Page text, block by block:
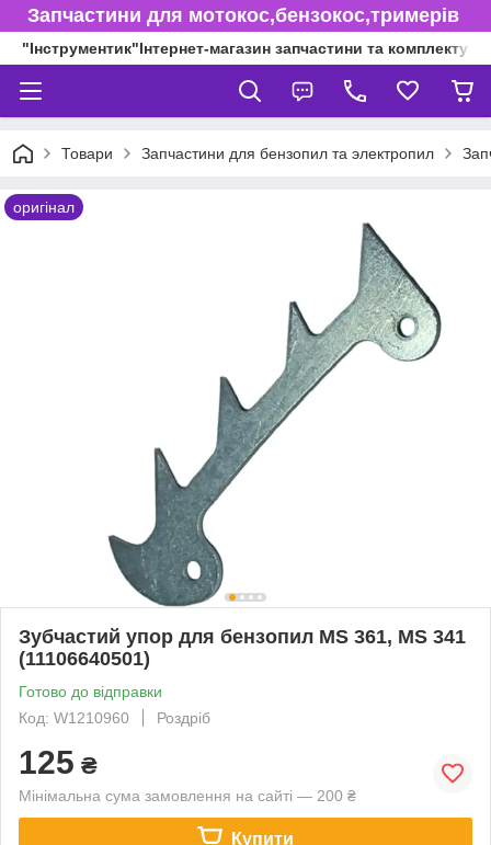
Запчастини для мотокос,бензокос,тримерів
"Інструментик"Інтернет-магазин запчастини та
Товари Запчастини для бензопил та электропил
оригінал
Зубчастий упор для бензопил MS 361, MS 341
(11106640501)
Готово до відправки
Код: W1210960
Роздріб
125 ₴
Мінімальна сума замовлення на сайті — 200 ₴
Купити